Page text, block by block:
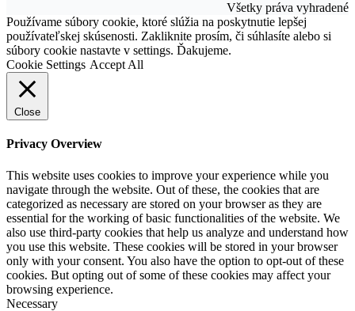
Všetky práva vyhradené
Go
to
Top
Používame súbory cookie, ktoré slúžia na poskytnutie lepšej
používateľskej skúsenosti. Zakliknite prosím, či súhlasíte alebo si
súbory cookie nastavte v settings. Ďakujeme.
Cookie Settings Accept All
Close
Privacy Overview
This website uses cookies to improve your experience while you
navigate through the website. Out of these, the cookies that are
categorized as necessary are stored on your browser as they are
essential for the working of basic functionalities of the website. We
also use third-party cookies that help us analyze and understand how
you use this website. These cookies will be stored in your browser
only with your consent. You also have the option to opt-out of these
cookies. But opting out of some of these cookies may affect your
browsing experience.
Necessary